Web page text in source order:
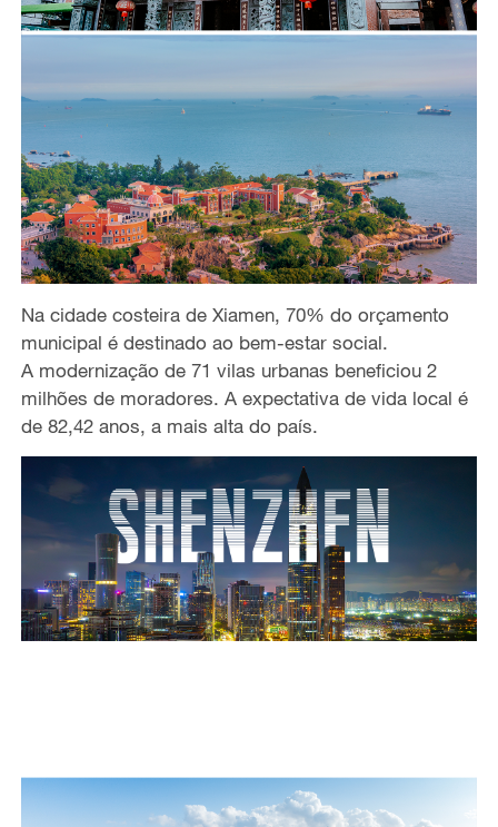
Na cidade costeira de Xiamen, 70% do orçamento
municipal é destinado ao bem-estar social.
A modernização de 71 vilas urbanas beneficiou 2
milhões de moradores. A expectativa de vida local é
de 82,42 anos, a mais alta do país.